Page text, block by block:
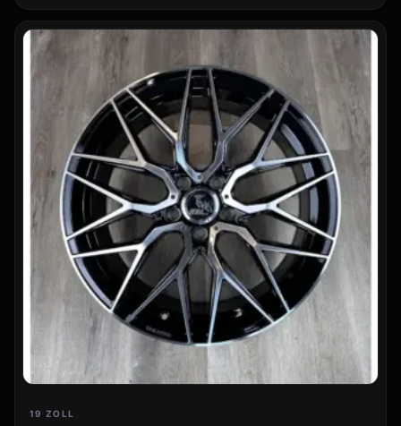
19 ZOLL